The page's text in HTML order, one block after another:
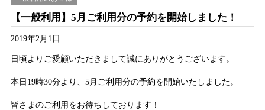
【一般利用】5月ご利用分の予約を開始しました！
2019年2月1日
日頃よりご愛顧いただきまして誠にありがとうございます。
本日19時30分より、5月ご利用分の予約を開始いたしました。
皆さまのご利用をお待ちしております！